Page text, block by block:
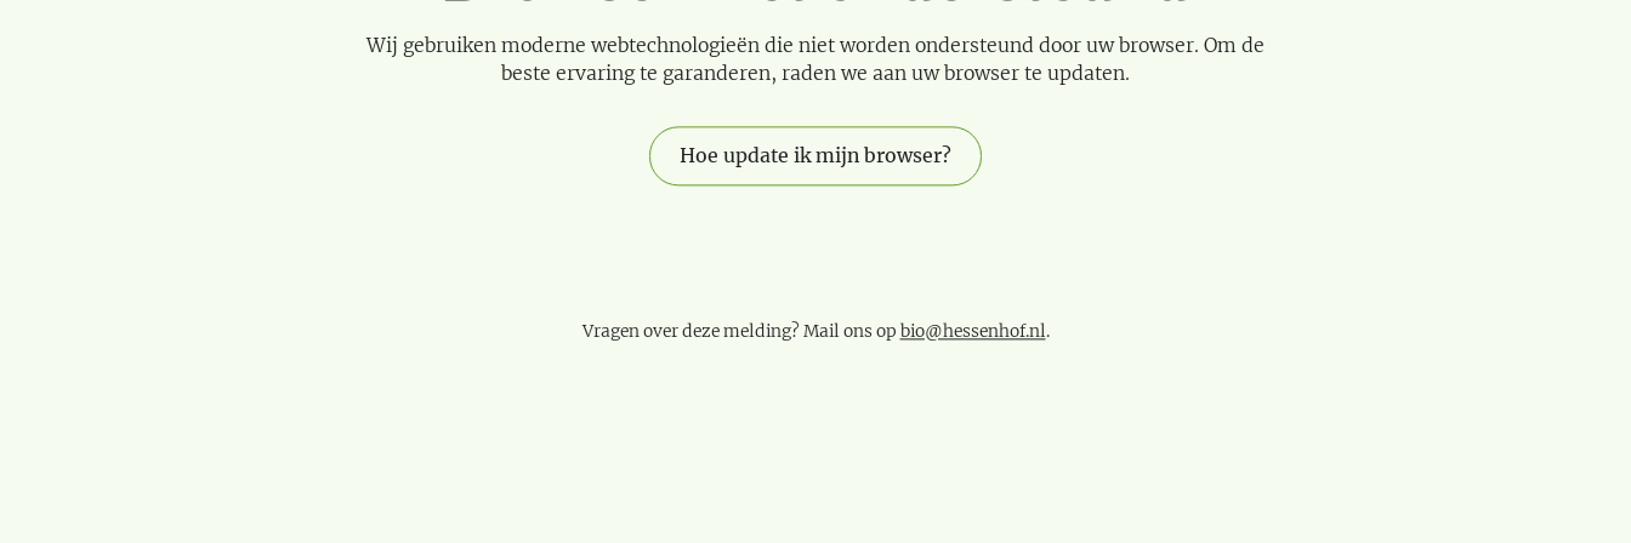
Wij gebruiken moderne webtechnologieën die niet worden ondersteund door uw browser. Om de
beste ervaring te garanderen, raden we aan uw browser te updaten.
Hoe update ik mijn browser?
Vragen over deze melding? Mail ons op bio@hessenhof.nl.